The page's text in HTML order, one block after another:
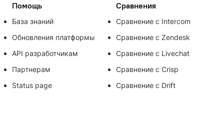
Помощь
База знаний
Обновления платформы
API разработчикам
Партнерам
Status page
Сравнения
Сравнение с Intercom
Сравнение с Zendesk
Сравнение с Livechat
Сравнение с Crisp
Сравнение с Drift